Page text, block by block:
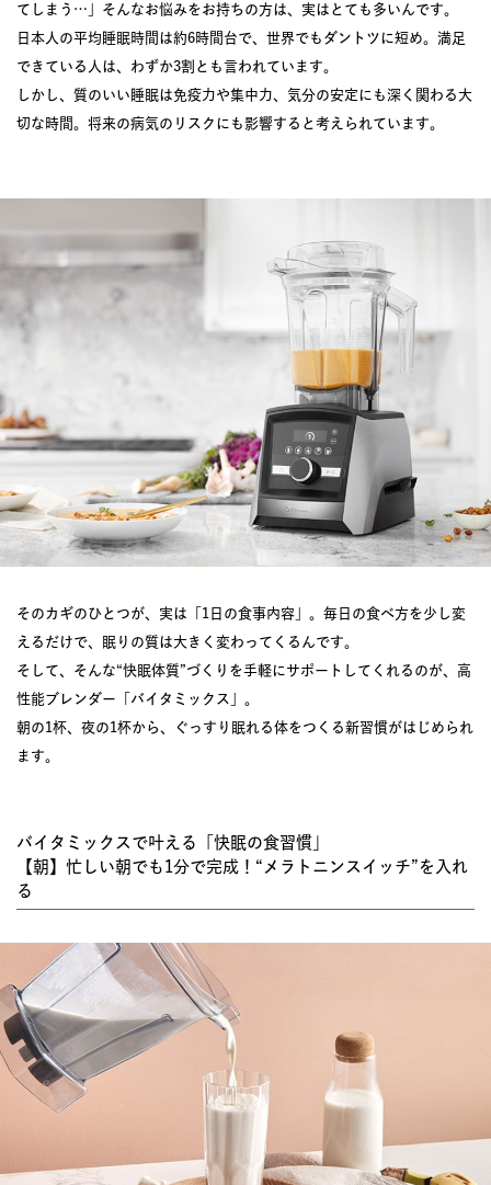
てしまう…」そんなお悩みをお持ちの方は、実はとても多いんです。
日本人の平均睡眠時間は約6時間台で、世界でもダントツに短め。満足
できている人は、わずか3割とも言われています。
しかし、質のいい睡眠は免疫力や集中力、気分の安定にも深く関わる大
切な時間。将来の病気のリスクにも影響すると考えられています。
そのカギのひとつが、実は「1日の食事内容」。毎日の食べ方を少し変
えるだけで、眠りの質は大きく変わってくるんです。
そして、そんな“快眠体質”づくりを手軽にサポートしてくれるのが、高
性能ブレンダー「バイタミックス」。
朝の1杯、夜の1杯から、ぐっすり眠れる体をつくる新習慣がはじめられ
ます。
バイタミックスで叶える「快眠の食習慣」
【朝】忙しい朝でも1分で完成！“メラトニンスイッチ”を入れ
る